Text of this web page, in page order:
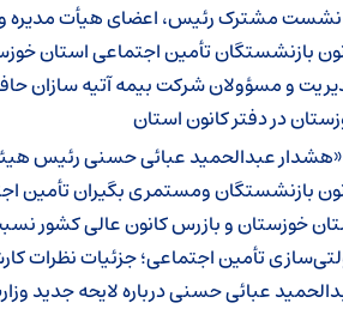
نشست مشترک رئیس، اعضای هیأت مدیره
بازنشستگان تأمین اجتماعی استان
و مسؤولان شرکت بیمه آتیه سازان
در دفتر کانون استان
«هشدار عبدالحمید عبائی حسنی رئیس
بازنشستگان ومستمری بگیران تأمین
خوزستان و بازرس کانون عالی کشور
تأمین اجتماعی؛ جزئیات نظرات
عبائی حسنی درباره لایحه جدید